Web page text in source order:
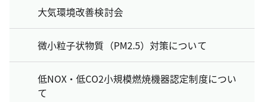
大気環境改善検討会
微小粒子状物質（PM2.5）対策について
低NOX・低CO2小規模燃焼機器認定制度につい
て